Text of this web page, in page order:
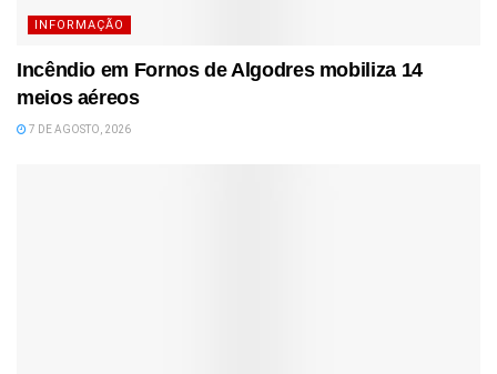
INFORMAÇÃO
Incêndio em Fornos de Algodres mobiliza 14
meios aéreos
7 DE AGOSTO, 2026